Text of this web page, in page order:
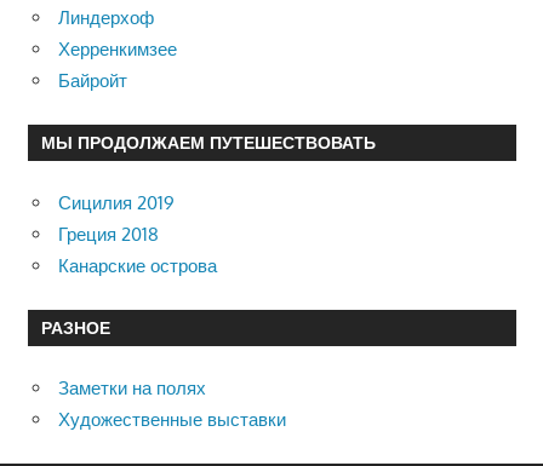
Линдерхоф
Херренкимзее
Байройт
МЫ ПРОДОЛЖАЕМ ПУТЕШЕСТВОВАТЬ
Сицилия 2019
Греция 2018
Канарские острова
РАЗНОЕ
Заметки на полях
Художественные выставки